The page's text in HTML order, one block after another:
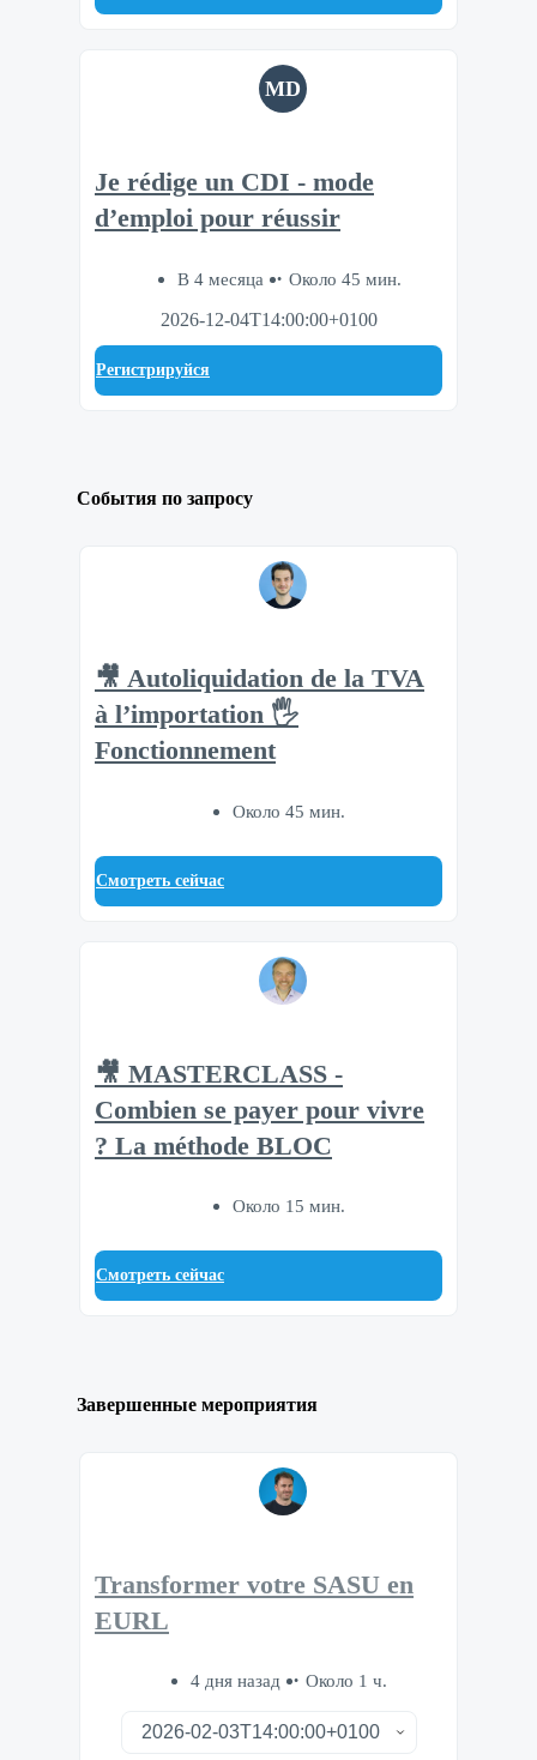
MD
Je rédige un CDI - mode
d’emploi pour réussir
В 4 месяца
Около 45 мин.
2026-12-04T14:00:00+0100
Регистрируйся
События по запросу
🎥 Autoliquidation de la TVA
à l’importation 🖐
Fonctionnement
Около 45 мин.
Смотреть сейчас
🎥 MASTERCLASS -
Combien se payer pour vivre
? La méthode BLOC
Около 15 мин.
Смотреть сейчас
Завершенные мероприятия
Transformer votre SASU en
EURL
4 дня назад Около 1 ч.